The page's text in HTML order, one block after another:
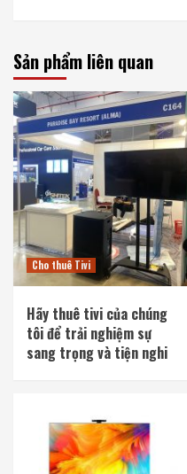
Sản phẩm liên quan
Cho thuê Tivi
Hãy thuê tivi của chúng
tôi để trải nghiệm sự
sang trọng và tiện nghi